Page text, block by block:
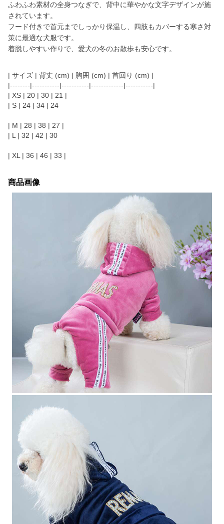
ふわふわ素材の全身つなぎで、背中に華やかな文字デザインが施
されています。
フード付きで首元までしっかり保温し、四肢もカバーする寒さ対
策に最適な犬服です。
着脱しやすい作りで、愛犬の冬のお散歩も安心です。
| サイズ | 背丈 (cm) | 胸囲 (cm) | 首回り (cm) |
|--------|-----------|-----------|-------------|-----------|
| XS | 20 | 30 | 21 |
| S | 24 | 34 | 24
| M | 28 | 38 | 27 |
| L | 32 | 42 | 30
| XL | 36 | 46 | 33 |
商品画像